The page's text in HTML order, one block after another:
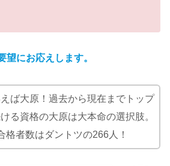
望にお応えします。
ば大原！過去から現在までトップ
る資格の大原は大本命の選択肢。
格者数はダントツの266人！